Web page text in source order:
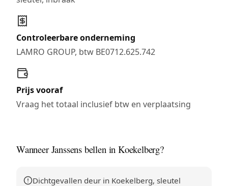
Controleerbare onderneming
LAMRO GROUP, btw BE0712.625.742
Prijs vooraf
Vraag het totaal inclusief btw en verplaatsing
Wanneer Janssens bellen in Koekelberg?
Dichtgevallen deur in Koekelberg, sleutel